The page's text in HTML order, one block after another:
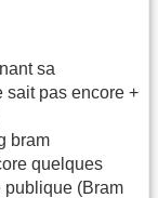
sa
pas encore +
bram
quelques
publique (Bram